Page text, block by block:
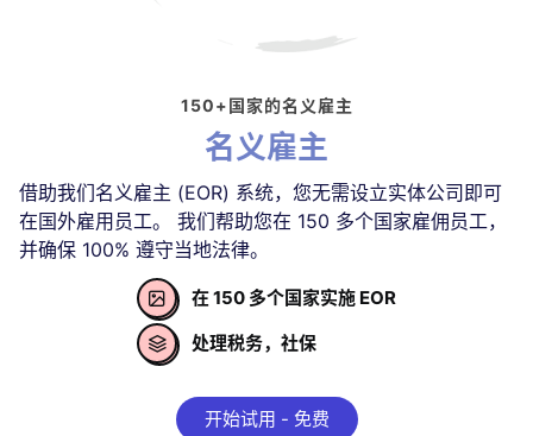
150+国家的名义雇主
名义雇主
借助我们名义雇主 (EOR) 系统，您无需设立实体公司即可
在国外雇用员工。 我们帮助您在 150 多个国家雇佣员工，
并确保 100% 遵守当地法律。
 在 150 多个国家实施 EOR
 处理税务，社保
开始试用 - 免费